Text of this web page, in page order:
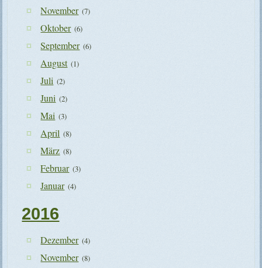
November (7)
Oktober (6)
September (6)
August (1)
Juli (2)
Juni (2)
Mai (3)
April (8)
März (8)
Februar (3)
Januar (4)
2016
Dezember (4)
November (8)